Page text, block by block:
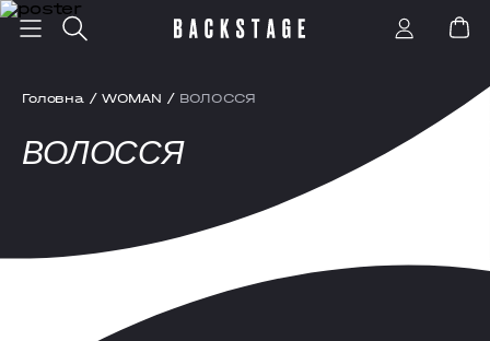
Головна / WOMAN / ВОЛОССЯ
ВОЛОССЯ